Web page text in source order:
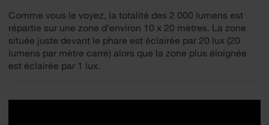
Comme vous le voyez, la totalité des 2 000 lumens est
répartie sur une zone d’environ 10 x 20 mètres. La zone
située juste devant le phare est éclairée par 20 lux (20
lumens par mètre carré) alors que la zone plus éloignée
est éclairée par 1 lux.